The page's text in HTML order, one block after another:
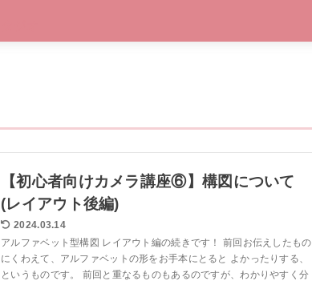
【初心者向けカメラ講座⑥】構図について
(レイアウト後編)
2024.03.14
アルファベット型構図 レイアウト編の続きです！ 前回お伝えしたもの
にくわえて、アルファベットの形をお手本にとると よかったりする、
というものです。 前回と重なるものもあるのですが、わかりやすく分